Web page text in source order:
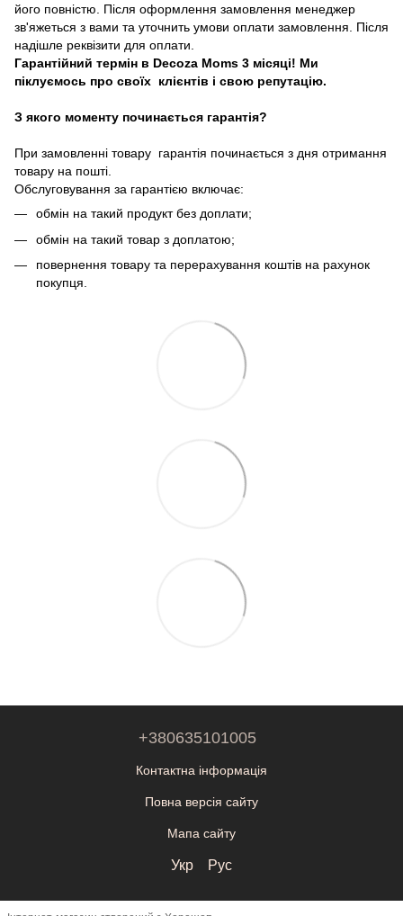
його повністю. Після оформлення замовлення менеджер
зв'яжеться з вами та уточнить умови оплати замовлення. Після
надішле реквізити для оплати.
Гарантійний термін в Decoza Moms 3 місяці! Ми
піклуємось про своїх клієнтів і свою репутацію.
З якого моменту починається гарантія?
При замовленні товару гарантія починається з дня отримання
товару на пошті.
Обслуговування за гарантією включає:
обмін на такий продукт без доплати;
обмін на такий товар з доплатою;
повернення товару та перерахування коштів на рахунок
покупця.
+380635101005
Контактна інформація
Повна версія сайту
Мапа сайту
Укр Рус